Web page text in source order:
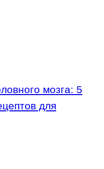
мозга: 5
для